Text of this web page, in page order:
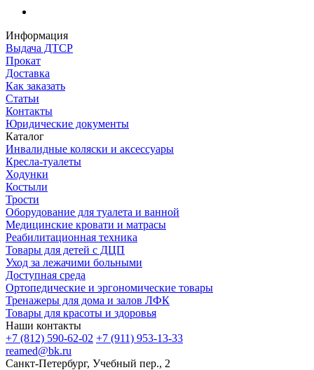
Информация
Выдача ДТСР
Прокат
Доставка
Как заказать
Статьи
Контакты
Юридические документы
Каталог
Инвалидные коляски и аксессуары
Кресла-туалеты
Ходунки
Костыли
Трости
Оборудование для туалета и ванной
Медицинские кровати и матрасы
Реабилитационная техника
Товары для детей с ДЦП
Уход за лежачими больными
Доступная среда
Ортопедические и эргономические товары
Тренажеры для дома и залов ЛФК
Товары для красоты и здоровья
Наши контакты
+7 (812) 590-62-02 +7 (911) 953-13-33
reamed@bk.ru
Санкт-Петербург, Учебный пер., 2